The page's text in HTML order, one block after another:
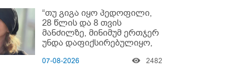
“თუ გიგა იყო პედოფილი,
28 წლის და 8 თვის
მანძილზე, მინიმუმ ერთჯერ
უნდა დაფიქსირებულიყო,
ამზადებდა მოსწავლეებს! -
07-08-2026 2482